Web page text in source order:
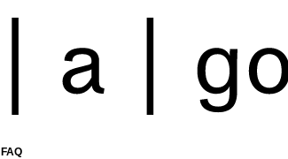
FAQ